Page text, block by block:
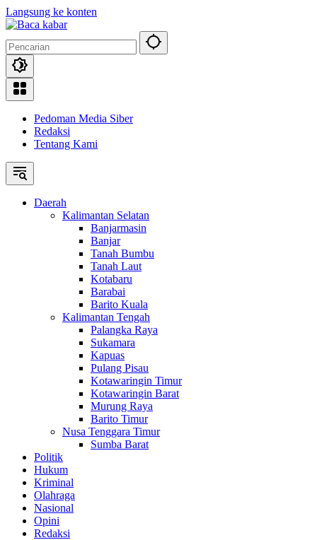
Langsung ke konten
Pedoman Media Siber
Redaksi
Tentang Kami
Daerah
Kalimantan Selatan
Banjarmasin
Banjar
Tanah Bumbu
Tanah Laut
Kotabaru
Barabai
Barito Kuala
Kalimantan Tengah
Palangka Raya
Sukamara
Kapuas
Pulang Pisau
Kotawaringin Timur
Kotawaringin Barat
Murung Raya
Barito Timur
Nusa Tenggara Timur
Sumba Barat
Politik
Hukum
Kriminal
Olahraga
Nasional
Opini
Redaksi